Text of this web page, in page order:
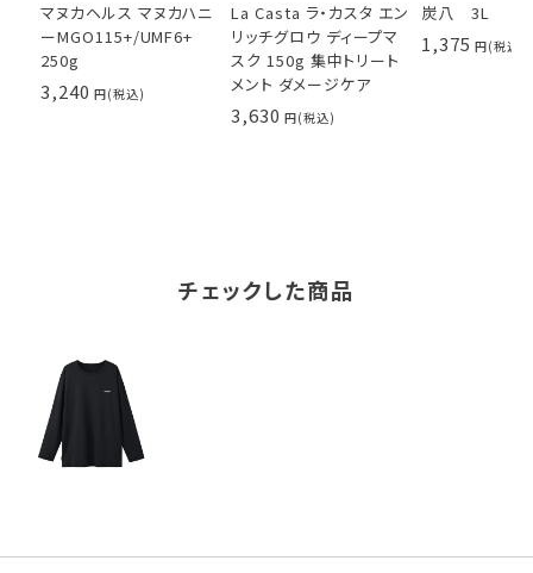
マヌカヘルス マヌカハニ
ーMGO115+/UMF6+
250g
3,240
La Casta ラ・カスタ エン
リッチグロウ ディープマ
スク 150g 集中トリート
メント ダメージケア
3,630
炭八 3L
1,375
チェックした商品